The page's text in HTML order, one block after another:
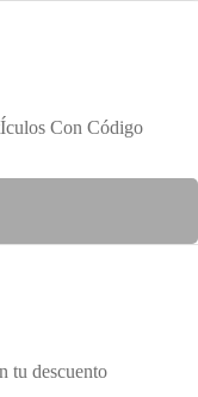
Con Código
tu descuento